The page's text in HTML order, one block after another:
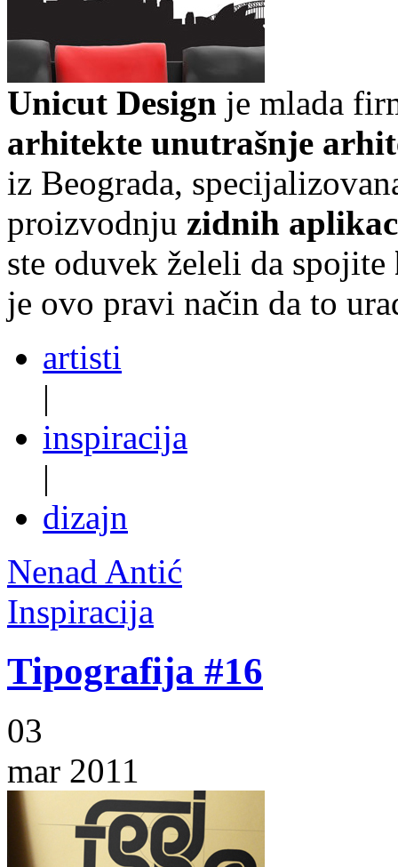
Unicut Design je mlada
arhitekte unutrašnje
iz Beograda,
proizvodnju zidnih
ste oduvek želeli da spojite
je ovo pravi način da to
artisti
|
inspiracija
|
dizajn
Nenad Antić
Inspiracija
Tipografija #16
03
mar 2011